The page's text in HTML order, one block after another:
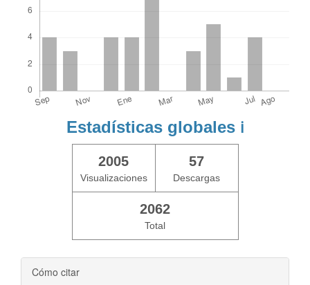
Estadísticas globales ℹ️
2005
Visualizaciones
57
Descargas
2062
Total
Cómo citar